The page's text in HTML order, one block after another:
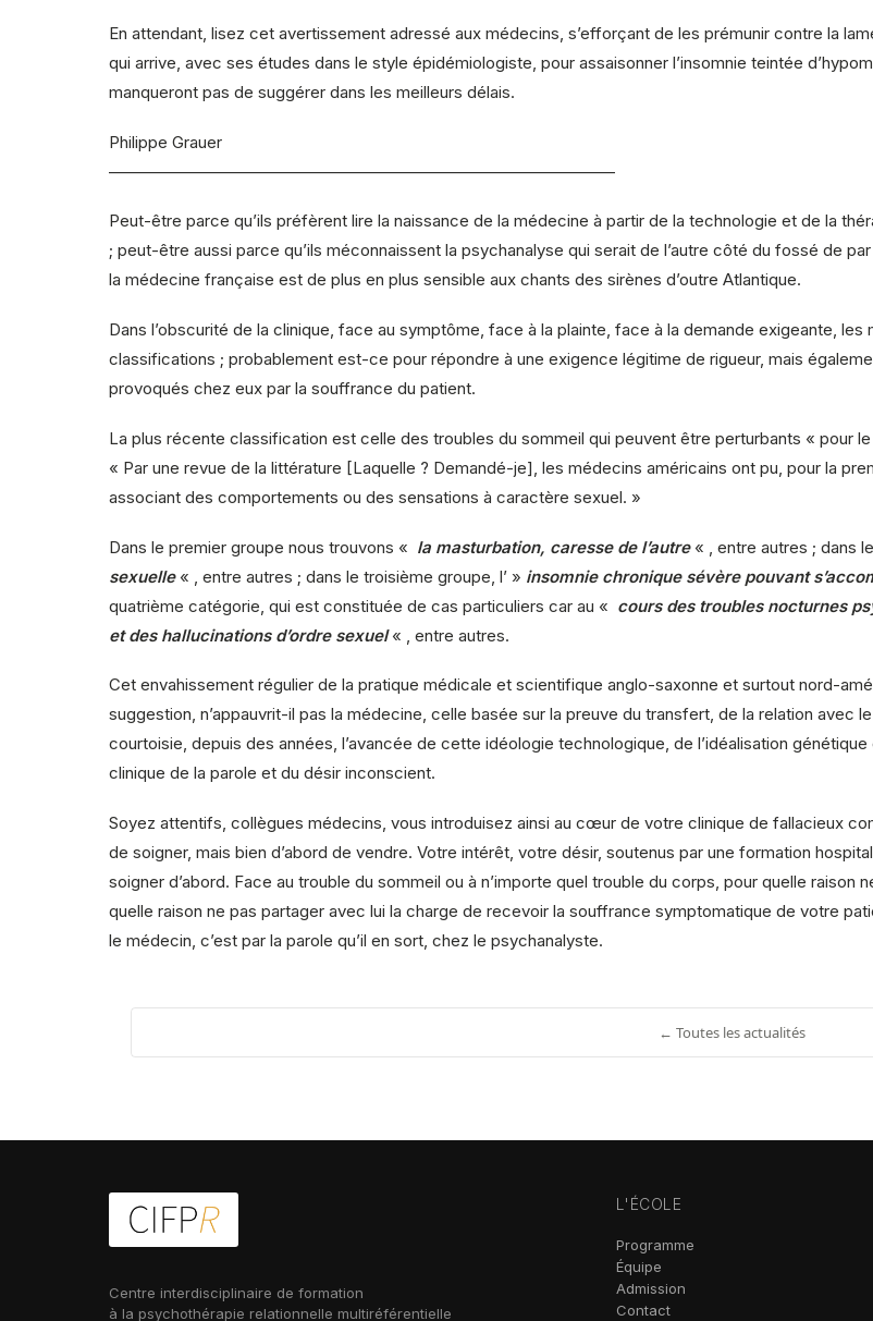
En attendant, lisez cet avertissement adressé aux médecins, s’efforçant de les prémunir contre la
qui arrive, avec ses études dans le style épidémiologiste, pour assaisonner l’insomnie teintée
manqueront pas de suggérer dans les meilleurs délais.
Philippe Grauer
———————————————————————————————
Peut-être parce qu’ils préfèrent lire la naissance de la médecine à partir de la technologie et de la
; peut-être aussi parce qu’ils méconnaissent la psychanalyse qui serait de l’autre côté du fossé de
la médecine française est de plus en plus sensible aux chants des sirènes d’outre Atlantique.
Dans l’obscurité de la clinique, face au symptôme, face à la plainte, face à la demande exigeante,
classifications ; probablement est-ce pour répondre à une exigence légitime de rigueur, mais
provoqués chez eux par la souffrance du patient.
La plus récente classification est celle des troubles du sommeil qui peuvent être perturbants « pour
« Par une revue de la littérature [Laquelle ? Demandé-je], les médecins américains ont pu, pour la
associant des comportements ou des sensations à caractère sexuel. »
Dans le premier groupe nous trouvons « la masturbation, caresse de l’autre « , entre autres ; dans
sexuelle « , entre autres ; dans le troisième groupe, l’ » insomnie chronique sévère pouvant
quatrième catégorie, qui est constituée de cas particuliers car au « cours des troubles nocturnes
et des hallucinations d’ordre sexuel « , entre autres.
Cet envahissement régulier de la pratique médicale et scientifique anglo-saxonne et surtout nord-
suggestion, n’appauvrit-il pas la médecine, celle basée sur la preuve du transfert, de la relation avec
courtoisie, depuis des années, l’avancée de cette idéologie technologique, de l’idéalisation
clinique de la parole et du désir inconscient.
Soyez attentifs, collègues médecins, vous introduisez ainsi au cœur de votre clinique de fallacieux
de soigner, mais bien d’abord de vendre. Votre intérêt, votre désir, soutenus par une formation
soigner d’abord. Face au trouble du sommeil ou à n’importe quel trouble du corps, pour quelle
quelle raison ne pas partager avec lui la charge de recevoir la souffrance symptomatique de votre
le médecin, c’est par la parole qu’il en sort, chez le psychanalyste.
← Toutes les actualités
Centre interdisciplinaire de formation
à la psychothérapie relationnelle multiréférentielle
L'ÉCOLE
Programme
Équipe
Admission
Contact